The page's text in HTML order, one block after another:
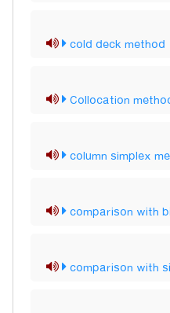
cold deck method
Collocation
column simplex
comparison with
comparison with